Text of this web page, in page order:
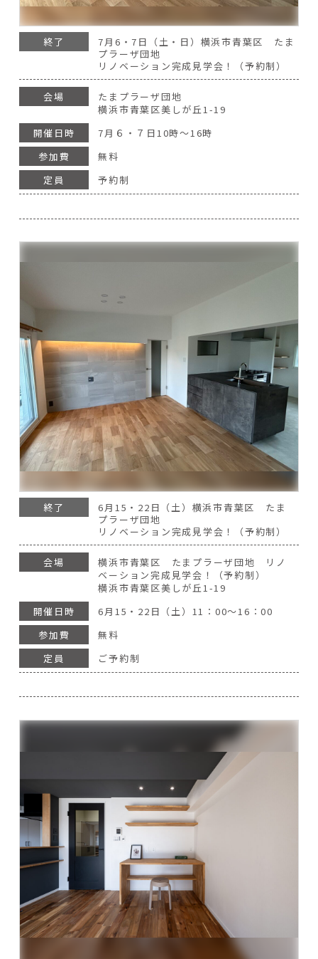
終了
7月6・7日（土・日）横浜市青葉区 たま
プラーザ団地
リノベーション完成見学会！（予約制）
会場
たまプラーザ団地
横浜市青葉区美しが丘1-19
開催日時
7月６・７日10時～16時
参加費
無料
定員
予約制
終了
6月15・22日（土）横浜市青葉区 たま
プラーザ団地
リノベーション完成見学会！（予約制）
会場
横浜市青葉区 たまプラーザ団地 リノ
ベーション完成見学会！（予約制）
横浜市青葉区美しが丘1-19
開催日時
6月15・22日（土）11：00～16：00
参加費
無料
定員
ご予約制